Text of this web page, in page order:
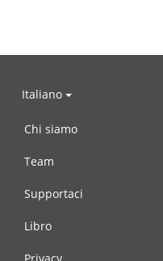
Italiano
Chi siamo
Team
Supportaci
Libro